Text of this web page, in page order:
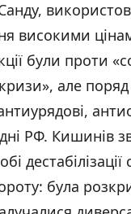
високими
були проти
але
РФ. Кишинів
дестабілізації
була